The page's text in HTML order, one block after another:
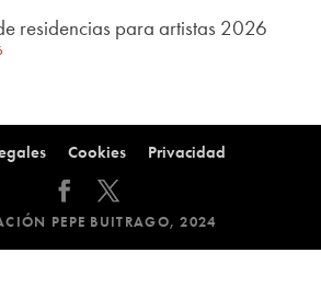
residencias para artistas 2026
Cookies Privacidad
PEPE BUITRAGO, 2024